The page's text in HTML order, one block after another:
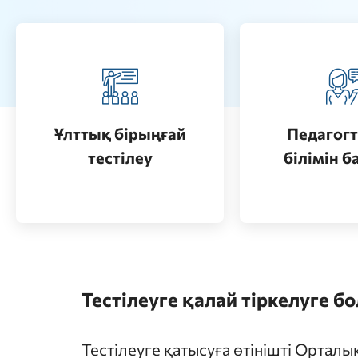
Ұлттық бірыңғай
тестілеу
Қазақстанда жоғары білім
Өту
білімінӨту
Тестілеуге қалай тіркелуге
Тестілеуге қатысуға өтінішті